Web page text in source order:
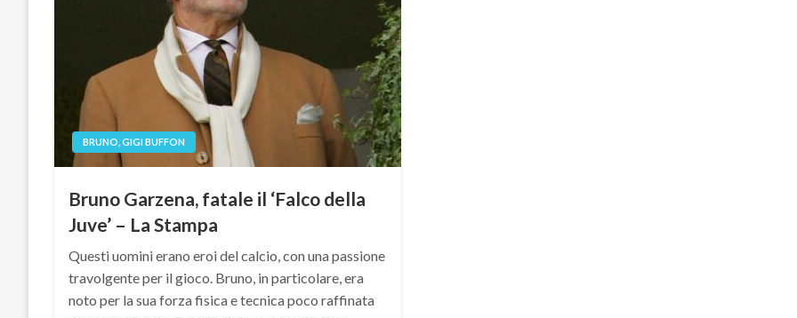
BRUNO, GIGI BUFFON
Bruno Garzena, fatale il ‘Falco della
Juve’ – La Stampa
Questi uomini erano eroi del calcio, con una passione
travolgente per il gioco. Bruno, in particolare, era
noto per la sua forza fisica e tecnica poco raffinata